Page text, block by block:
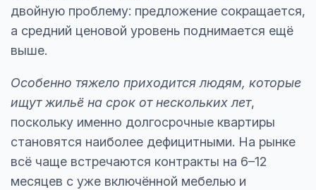
двойную проблему: предложение сокращается,
а средний ценовой уровень поднимается ещё
выше.
Особенно тяжело приходится людям, которые
ищут жильё на срок от нескольких лет,
поскольку именно долгосрочные квартиры
становятся наиболее дефицитными. На рынке
всё чаще встречаются контракты на 6–12
месяцев с уже включённой мебелью и